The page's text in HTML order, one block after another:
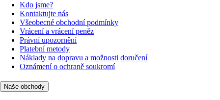
Kdo jsme?
Kontaktujte nás
Všeobecné obchodní podmínky
Vrácení a vrácení peněz
Právní upozornění
Platební metody
Náklady na dopravu a možnosti doručení
Oznámení o ochraně soukromí
Naše obchody